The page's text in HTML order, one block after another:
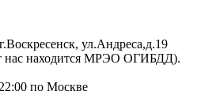
ул.Андреса,д.19
нас находится МРЭО ОГИБДД).
по Москве